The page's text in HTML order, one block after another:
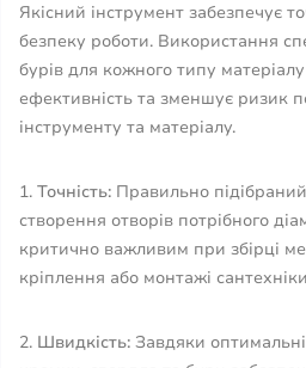
Якісний інструмент забезпечує
безпеку роботи. Використання
бурів для кожного типу
ефективність та зменшує ризик
інструменту та матеріалу.
1. Точність: Правильно
створення отворів потрібного
критично важливим при збірці
кріплення або монтажі
2. Швидкість: Завдяки